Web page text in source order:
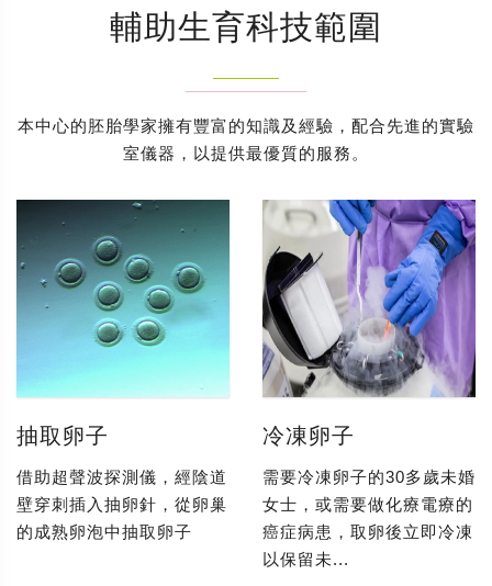
輔助生育科技範圍
本中心的胚胎學家擁有豐富的知識及經驗，配合先進的實驗
室儀器，以提供最優質的服務。
抽取卵子
借助超聲波探測儀，經陰道
壁穿刺插入抽卵針，從卵巢
的成熟卵泡中抽取卵子
冷凍卵子
需要冷凍卵子的30多歲未婚
女士，或需要做化療電療的
癌症病患，取卵後立即冷凍
以保留未...